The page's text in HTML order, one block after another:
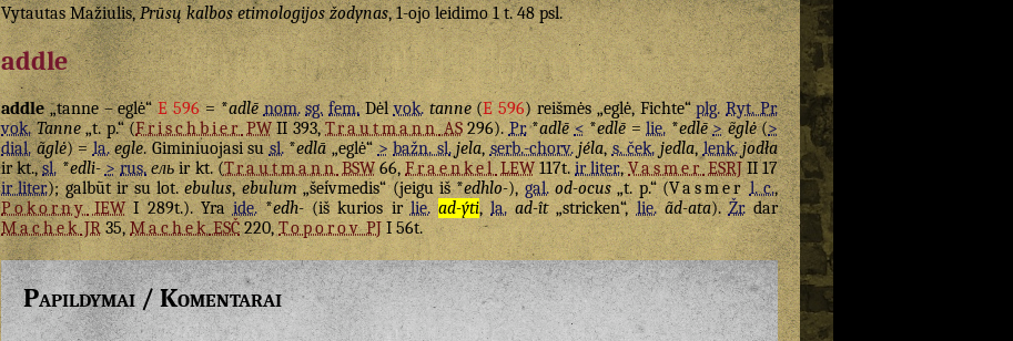
Vytautas Mažiulis,Prūsų kalbos etimologijos žodynas, 1-ojo leidimo 1 t. 48 psl.
addle
addle„tanne – eglė“E 596= *adlē nom. sg. fem.Dėlvok. tanne(E 596) reišmės „eglė, Fichte“plg. Ryt. Pr.
vok. Tanne„t. p.“ (FrischbierPWII 393,TrautmannAS296).Pr.*adlē < *edlē=lie.*edlē > ẽglė(>
dial. ãglė) =la. egle. Giminiuojasi susl.*edlā„eglė“> bažn. sl. jela,serb.-chorv. jéla,s. ček. jedla,lenk. jodła
ir kt.,sl.*edli- > rus. ельir kt. (TrautmannBSW66,FraenkelLEW117t.ir liter.,VasmerESRJII 17
ir liter.); galbūt ir su lot.ebulus,ebulum„šeivmedis“ (jeigu iš *edhlo-),gal. od-ocus„t. p.“ (Vasmer l. c.,
PokornyIEWI 289t.). Yraide.*edh-(iš kurios irlie. ad-ýti,la. ad-ît„stricken“,lie. ãd-ata).Žr.dar
MachekJR35,MachekESČ220,ToporovPJI 56t.
Papildymai / Komentarai